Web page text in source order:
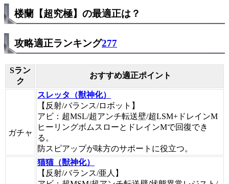
楼蘭【超究極】の最適正は？
攻略適正ランキング277
Sラン
ク
おすすめ適正ポイント
ガチャ
スレッタ（獣神化）
【反射/バランス/ロボット】
アビ：超MSL/超アンチ転送壁/超LSM+ドレインM
ヒーリングボムスローとドレインMで回復でき
る。
防スピアップが味方のサポートに役立つ。
猫猫（獣神化）
【反射/バランス/亜人】